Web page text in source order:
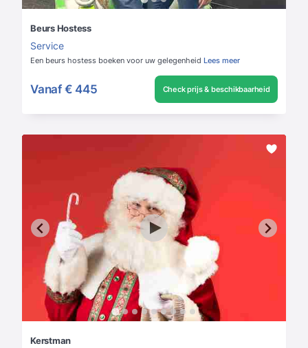
Beurs Hostess
Service
Een beurs hostess boeken voor uw gelegenheid Lees meer
Vanaf € 445 Check prijs & beschikbaarheid
Kerstman